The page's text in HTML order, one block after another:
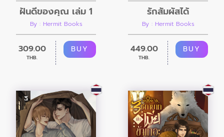
ฝันดีของคุณ เล่ม 1
By : Hermit Books
309.00
THB.
BUY
รักสัมผัสได้
By : Hermit Books
449.00
THB.
BUY